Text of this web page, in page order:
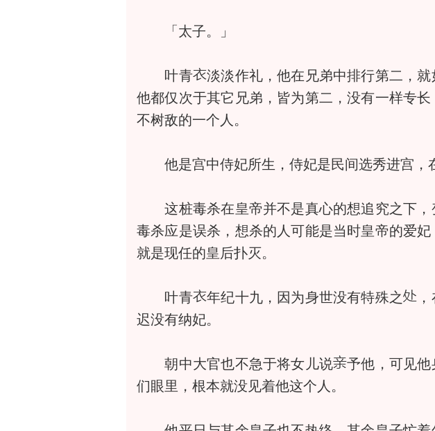
「太子。」
叶青
淡淡作礼，他在兄弟中排行第二，
他都仅次于其它兄弟，皆为第二，没有一样专
不树敌的一个人。
他是宫中侍妃所生，侍妃是民间选秀进宫，
这桩毒杀在皇帝并不是真心的想追究之下，
毒杀应是误杀，想杀的人可能是当时皇帝的爱
就是现任的皇后扑灭。
叶青 年纪十九，因为身世没有特殊之
迟没有纳妃。
朝中大官也不急于将女儿说 予他，可见
们眼里，根本就没见着他这个人。